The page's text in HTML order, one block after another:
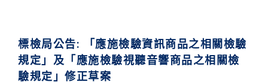
標檢局公告: 「應施檢驗資訊商品之相關檢驗
規定」及「應施檢驗視聽音響商品之相關檢
驗規定」修正草案